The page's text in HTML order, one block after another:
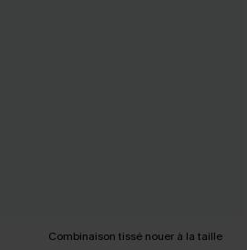
Combinaison tissé nouer à la taille